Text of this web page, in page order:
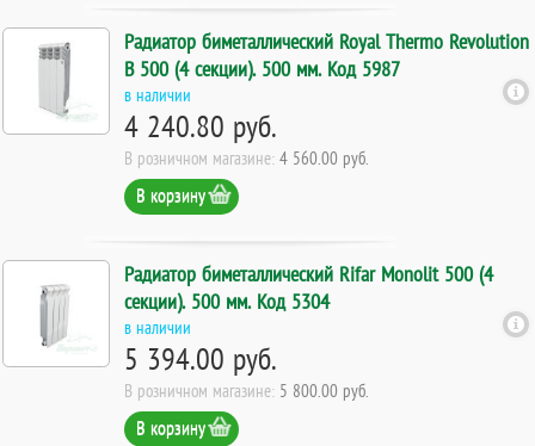
Радиатор биметаллический Royal Thermo Revolution
B 500 (4 секции). 500 мм. Код 5987
в наличии
4 240.80 руб.
В розничном магазине: 4 560.00 руб.
В корзину
Радиатор биметаллический Rifar Monolit 500 (4
секции). 500 мм. Код 5304
в наличии
5 394.00 руб.
В розничном магазине: 5 800.00 руб.
В корзину